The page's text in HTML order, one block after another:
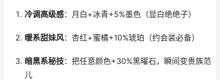
冷调高级感：月白+冰青+5%墨色（显白绝绝子）
暖系甜妹风：杏红+蜜橘+10%琥珀（约会装必备）
暗黑系秘技：把任意颜色+30%黑曜石，瞬间变贵族范
儿